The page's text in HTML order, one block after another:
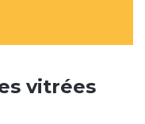
vitrées